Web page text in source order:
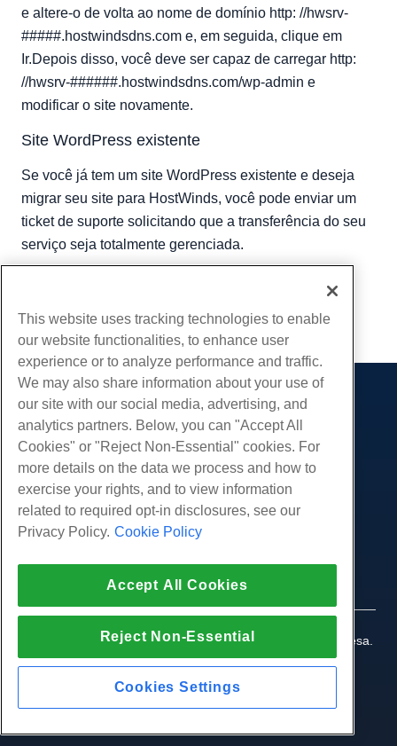
e altere-o de volta ao nome de domínio http: //hwsrv-
#####.hostwindsdns.com e, em seguida, clique em
Ir.Depois disso, você deve ser capaz de carregar http:
//hwsrv-######.hostwindsdns.com/wp-admin e
modificar o site novamente.
Site WordPress existente
Se você já tem um site WordPress existente e deseja
migrar seu site para HostWinds, você pode enviar um
ticket de suporte solicitando que a transferência do seu
serviço seja totalmente gerenciada.
cópia de URL
Produtos
Hospedagem na web
Hospedagem Empresarial
Revendedor com etiqueta em branco
Linux gerenciado VPS
Windows não gerenciado VPS
Servidores de nuvem
Balanceadores de carga
Armazenamento em Bloco
Armazenamento de Objetos
SSL Certificados
Hospedagem de aplicativos da Web.
Serviços
Migrações de sites
Comunidade
Documentação do Produto
Tutoriais
Companhia
Sobre nós
Contate-Nos
pressione
Programa de Afiliados
Aplicação da lei
Acordo de Afiliado
Apoio, suporte
Conversar ao vivo conosco
Abra um bilhete de suporte
© 2010-2026 Hostwinds, uma HostPapa Inc. empresa.
This website uses tracking technologies to enable
our website functionalities, to enhance user
experience or to analyze performance and traffic.
We may also share information about your use of
our site with our social media, advertising, and
analytics partners. Below, you can "Accept All
Cookies" or "Reject Non-Essential" cookies. For
more details on the data we process and how to
exercise your rights, and to view information
related to required opt-in disclosures, see our
Privacy Policy. Cookie Policy
Accept All Cookies
Reject Non-Essential
Cookies Settings